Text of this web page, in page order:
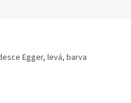
Egger, levá, barva